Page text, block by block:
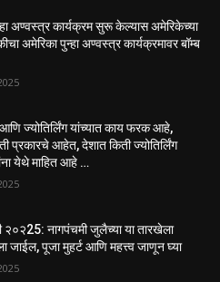
अण्वस्त्र कार्यक्रम सुरू केल्यास अमेरिकेच्या
अमेरिका पुन्हा अण्वस्त्र कार्यक्रमावर बॉम्ब
आणि ज्योतिर्लिंग यांच्यात काय फरक आहे,
प्रकारचे आहेत, देशात किती ज्योतिर्लिंग
येथे माहित आहे …
२०२25: नागपंचमी जुलैच्या या तारखेला
जाईल, पूजा मुहर्ट आणि महत्त्व जाणून घ्या